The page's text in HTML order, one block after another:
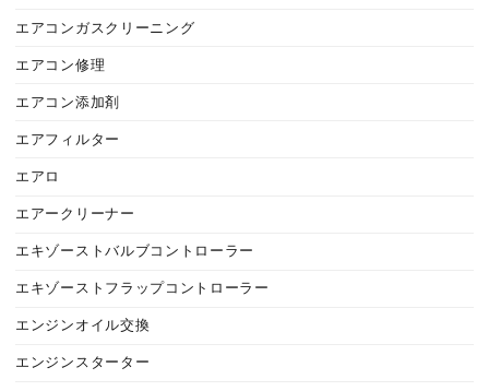
エアコンガスクリーニング
エアコン修理
エアコン添加剤
エアフィルター
エアロ
エアークリーナー
エキゾーストバルブコントローラー
エキゾーストフラップコントローラー
エンジンオイル交換
エンジンスターター